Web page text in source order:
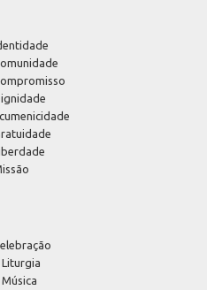
Liturgia
Música